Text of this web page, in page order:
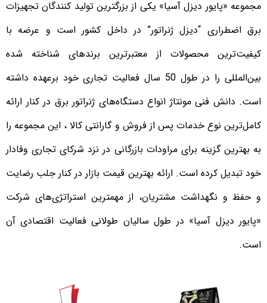
مجموعه «پایور دیزل آسیا» یکی از بزرگترین تولید کنندگان تجهیزات
برق اضطراری “دیزل ژنراتور” در داخل کشور است و عرضه با
کیفیت‌ترین محصولات از معتبرترین برندهای شناخته شده
بین‌المللی را در طول 50 سال فعالیت تجاری خود برعهده داشته
است. دانش فنی مونتاژ انواع دستگاه‌های ژنراتور برق در کنار ارائه
کامل‌ترین نوع خدمات پس از فروش و گارانتی کالا ، این مجموعه را
به بهترین گزینه برای مراودات بازرگانی در نزد شرکای تجاری وفادار
خود تبدیل کرده است. ارائه بهترین قیمت بازار در کنار جلب رضایت
و حفظ و نگهداشت مشتریان، از مهمترین استراتژی‌های شرکت
«پایور دیزل آسیا» در طول سالیان طولانی فعالیت اقتصادی آن
است.